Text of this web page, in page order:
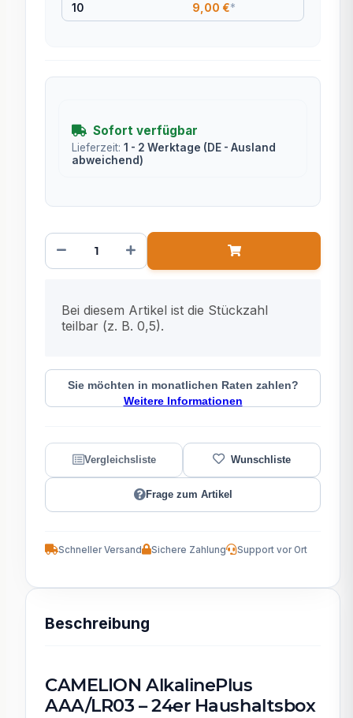
10 9,00 €*
Sofort verfügbar
Lieferzeit: 1 - 2 Werktage (DE - Ausland
abweichend)
Bei diesem Artikel ist die Stückzahl
teilbar (z. B. 0,5).
Sie möchten in monatlichen Raten zahlen?
Weitere Informationen
Frage zum Artikel
Schneller Versand Sichere Zahlung Support vor Ort
Beschreibung
CAMELION AlkalinePlus
AAA/LR03 – 24er Haushaltsbox